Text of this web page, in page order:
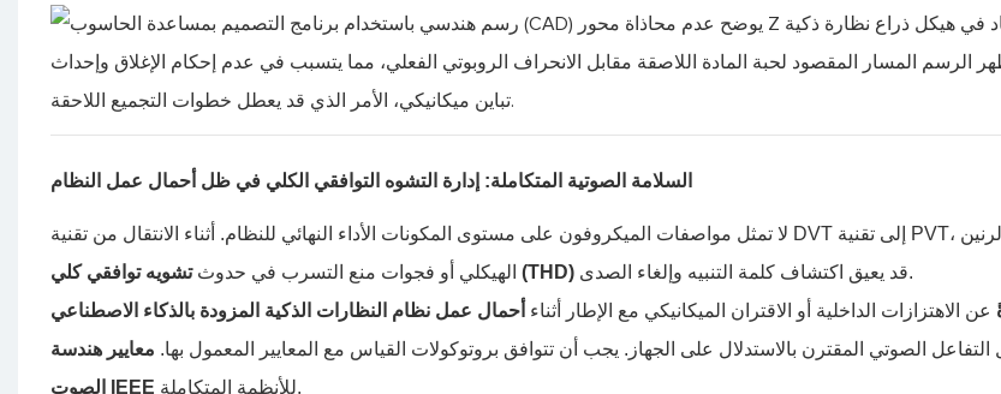
السلامة الصوتية المتكاملة: إدارة التشوه التوافقي الكلي في ظل أحمال عمل النظام
لا تمثل مواصفات الميكروفون على مستوى المكونات الأداء النهائي للنظام. أثناء الانتقال من تقنية DVT إلى تقنية PVT، الرنين
الهيكلي أو فجوات منع التسرب في حدوث تشويه توافقي كلي (THD)
قد يعيق اكتشاف كلمة التنبيه وإلغاء الصدى.
عن الاهتزازات الداخلية أو الاقتران الميكانيكي مع الإطار أثناء أحمال عمل نظام النظارات الذكية المزودة بالذكاء الاصطناعي
التفاعل الصوتي المقترن بالاستدلال على الجهاز. يجب أن تتوافق بروتوكولات القياس مع المعايير المعمول بها. معايير هندسة
الصوت IEEE
للأنظمة المتكاملة.